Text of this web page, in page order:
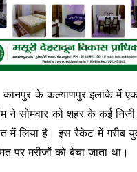
के कल्याणपुर इलाके में
ने सोमवार को शहर के कई
में लिया है। इस रैकेट में गरीब
पर मरीजों को बेचा जाता था।